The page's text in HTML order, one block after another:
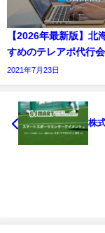
【2026年最新版】北
すめのテレアポ代行
2021年7月23日
株